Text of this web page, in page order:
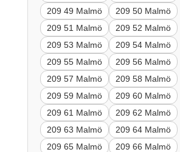
209 49 Malmö
209 50 Malmö
209 51 Malmö
209 52 Malmö
209 53 Malmö
209 54 Malmö
209 55 Malmö
209 56 Malmö
209 57 Malmö
209 58 Malmö
209 59 Malmö
209 60 Malmö
209 61 Malmö
209 62 Malmö
209 63 Malmö
209 64 Malmö
209 65 Malmö
209 66 Malmö